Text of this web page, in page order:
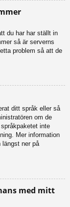
du har har ställt in
så är serverns
problem så att de
ditt språk eller så
om de
inte
Mer information
längst ner på
med mitt